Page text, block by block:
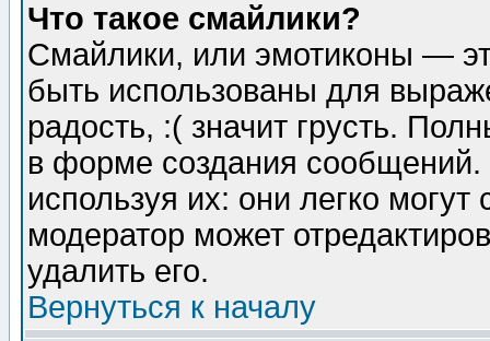
Что такое смайлики?
Смайлики, или эмотиконы —
быть использованы для
радость, :( значит грусть.
в форме создания сообщений.
используя их: они легко
модератор может
удалить его.
Вернуться к началу